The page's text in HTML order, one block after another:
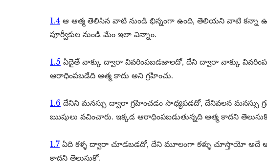
1.4 ఆ ఆత్మ తెలిసిన వాటి నుండి భిన్నంగా ఉంది, తెలియని వాటి కన్నా
పూర్వీకుల నుండి మేం ఇలా విన్నాం.
1.5 ఏదైతే వాక్కు ద్వారా వివరింపబడజాలదో, దేని ద్వారా వాక్కు
ఆరాధింపబడేది ఆత్మ కాదు అని గ్రహించు.
1.6 దేనిని మనస్సు ద్వారా గ్రహించడం సాధ్యపడదో, దేనివలన మనస్సు
ఋషులు వచించారు. ఇక్కడ ఆరాధింపబడుతున్నది ఆత్మ కాదని
1.7 ఏది కళ్ళ ద్వారా చూడబడదో, దేని మూలంగా కళ్ళు చూస్తాయో అదే
కాదని తెలుసుకో.